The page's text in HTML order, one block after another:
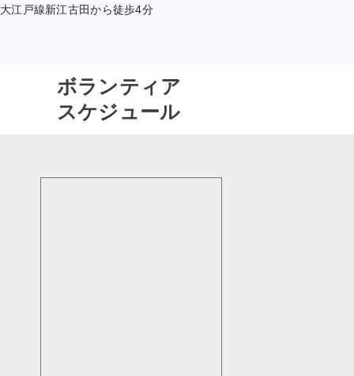
大江戸線新江古田から徒歩4分
ボランティア
スケジュール